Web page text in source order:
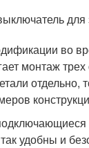
для
во
монтаж
удобны и